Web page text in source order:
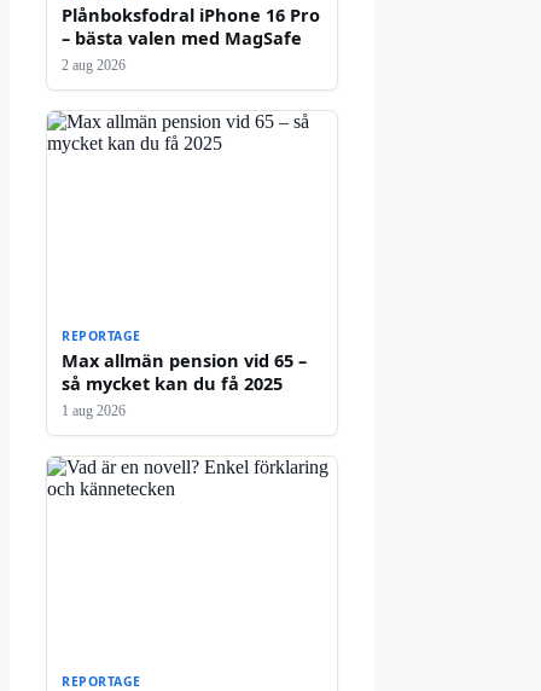
Plånboksfodral iPhone 16 Pro
– bästa valen med MagSafe
2 aug 2026
REPORTAGE
Max allmän pension vid 65 –
så mycket kan du få 2025
1 aug 2026
REPORTAGE